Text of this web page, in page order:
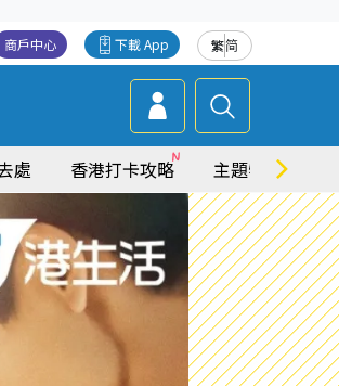
繁简
下載 App
商戶中心
處 香港打卡攻略 主題特集